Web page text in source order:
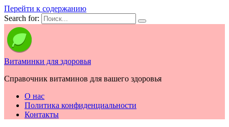
Перейти к содержанию
Search for:
Витаминки для здоровья
Справочник витаминов для вашего здоровья
О нас
Политика конфиденциальности
Контакты